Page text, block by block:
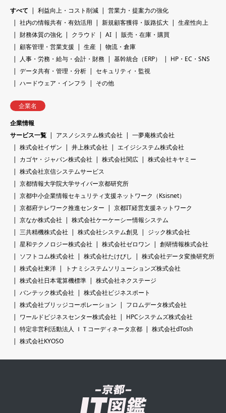
すべて
利益向上・コスト削減
営業力・提案力の強化
社内の情報共有・有効活用
新規顧客獲得・販路拡大
生産性向上
財務体質の強化
クラウド AI
販売・在庫・購買
顧客管理・営業支援
生産
物流・倉庫
人事・労務・給与・会計・財務
基幹統合（ERP）
HP・EC・SNS
データ共有・管理・分析
セキュリティ・監視
ハードウェア・インフラ
その他
企業名
企業情報
サービス一覧
アスノシステム株式会社
一夢庵株式会社
株式会社イザン
井上株式会社
エイジシステム株式会社
カゴヤ・ジャパン株式会社
株式会社関広
株式会社キヤミー
株式会社京信システムサービス
京都情報大学院大学サイバー京都研究所
京都中小企業情報セキュリティ支援ネットワーク（Ksisnet）
京都府テレワーク推進センター
京都IT経営支援ネットワーク
京なか株式会社
株式会社ケーケーシー情報システム
三共精機株式会社
株式会社システム創見
ジック株式会社
星和テクノロジー株式会社
株式会社ゼロワン
創研情報株式会社
ソフトコム株式会社
株式会社たけびし
株式会社データ変換研究所
株式会社東洋
トナミシステムソリューションズ株式会社
株式会社日本電算機標準
株式会社ネクステージ
バンテック株式会社
株式会社ビジネスポート
株式会社ブリッジコーポレーション
フロムデータ株式会社
ワールドビジネスセンター株式会社
HPCシステムズ株式会社
特定非営利活動法人 ＩＴコーディネータ京都
株式会社dTosh
株式会社KYOSO